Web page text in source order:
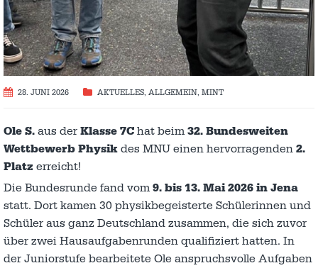
28. JUNI 2026 AKTUELLES, ALLGEMEIN, MINT
Ole S. aus der Klasse 7C hat beim 32. Bundesweiten
Wettbewerb Physik des MNU einen hervorragenden 2.
Platz erreicht!
Die Bundesrunde fand vom 9. bis 13. Mai 2026 in Jena
statt. Dort kamen 30 physikbegeisterte Schülerinnen und
Schüler aus ganz Deutschland zusammen, die sich zuvor
über zwei Hausaufgabenrunden qualifiziert hatten. In
der Juniorstufe bearbeitete Ole anspruchsvolle Aufgaben